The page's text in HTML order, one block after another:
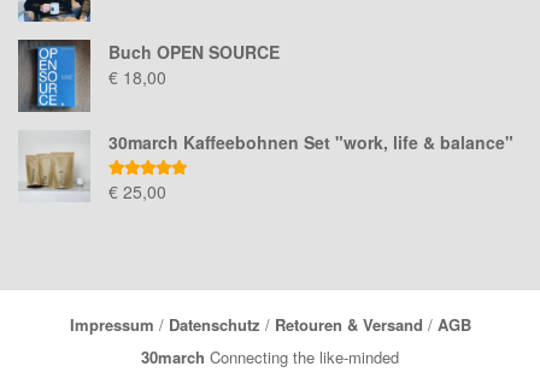
Buch OPEN SOURCE
€ 18,00
30march Kaffeebohnen Set "work, life & balance"
Bewertet mit
5.00von 5
€ 25,00
Impressum / Datenschutz / Retouren & Versand / AGB
30march Connecting the like-minded